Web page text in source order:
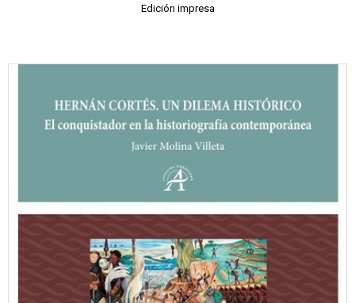
Edición impresa